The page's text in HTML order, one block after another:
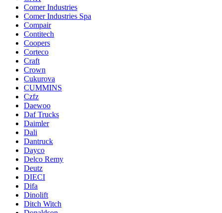
Comer Industries
Comer Industries Spa
Compair
Contitech
Coopers
Corteco
Craft
Crown
Cukurova
CUMMINS
Czfz
Daewoo
Daf Trucks
Daimler
Dali
Dantruck
Dayco
Delco Remy
Deutz
DIECI
Difa
Dinolift
Ditch Witch